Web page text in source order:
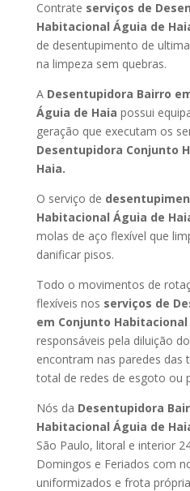
Contrate serviços de
Habitacional Águia de
de desentupimento de
na limpeza sem quebras.
A Desentupidora Bairro
Águia de Haia possui
geração que executam os
Desentupidora Conjunto
Haia.
O serviço de
Habitacional Águia de
molas de aço flexível que
danificar pisos.
Todo o movimentos de
flexíveis nos serviços de
em Conjunto
responsáveis pela diluição
encontram nas paredes das
total de redes de esgoto ou
Nós da Desentupidora
Habitacional Águia de
São Paulo, litoral e interior
Domingos e Feriados com
uniformizados e frota